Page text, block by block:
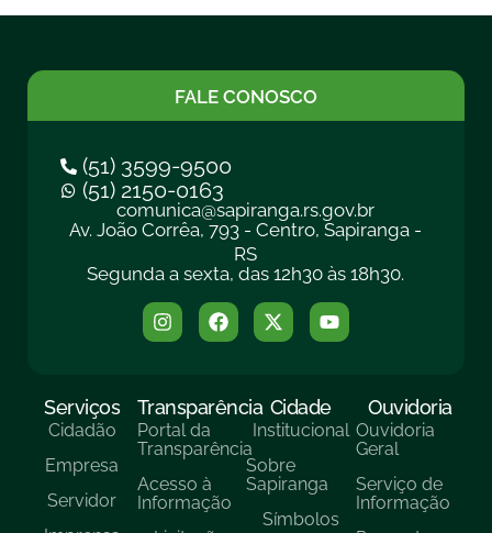
FALE CONOSCO
(51) 3599-9500
(51) 2150-0163
comunica@sapiranga.rs.gov.br
Av. João Corrêa, 793 - Centro, Sapiranga -
RS
Segunda a sexta, das 12h30 às 18h30.
Serviços
Cidadão
Empresa
Servidor
Transparência
Portal da
Transparência
Acesso à
Informação
Cidade
Institucional
Sobre
Sapiranga
Símbolos
Ouvidoria
Ouvidoria
Geral
Serviço de
Informação